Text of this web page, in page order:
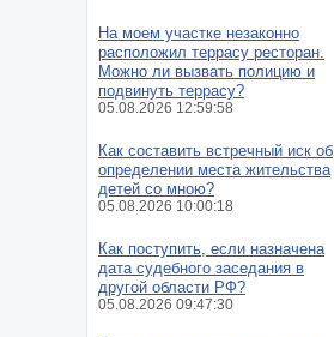
На моем участке незаконно
расположил террасу ресторан.
Можно ли вызвать полицию и
подвинуть террасу?
05.08.2026 12:59:58
Как составить встречный иск об
определении места жительства
детей со мною?
05.08.2026 10:00:18
Как поступить, если назначена
дата судебного заседания в
другой области РФ?
05.08.2026 09:47:30